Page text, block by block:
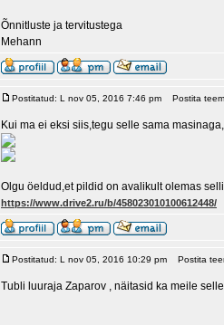
Õnnitluste ja tervitustega
Mehann
Postitatud: L nov 05, 2016 7:46 pm Postita
Kui ma ei eksi siis,tegu selle sama
Olgu öeldud,et pildid on avalikult olemas
https://www.drive2.ru/b/458023010100612448/
Postitatud: L nov 05, 2016 10:29 pm Postita
Tubli luuraja Zaparov , näitasid ka meile